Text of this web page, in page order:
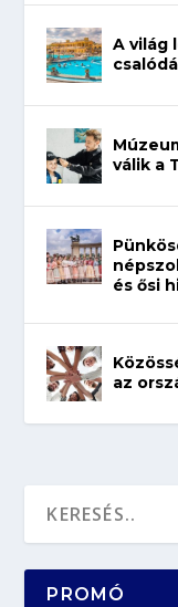
A világ
válik a
és ősi
az
PROMÓ